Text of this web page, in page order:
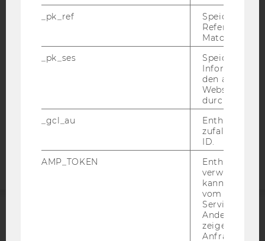
BARRIEREFREIHEITSERKLÄRUNG WEBSEITE
DATENSCHUTZERKLÄRUNG SOCIAL MEDIA
STUDIENBEWERBER*INNEN UND STUDIERENDE
Barrierefreiheitserklärung
_pk_ref
Speicherung
Referrers
Matomo.
_pk_ses
Speicherung
den aktuellen
durch
_gcl_au
Enthält eine
ID.
AMP_TOKEN
Enthält ein
verwendet
kann, um
vom AMP-
Service
Andere
zeigen Opt-
Anfrage im